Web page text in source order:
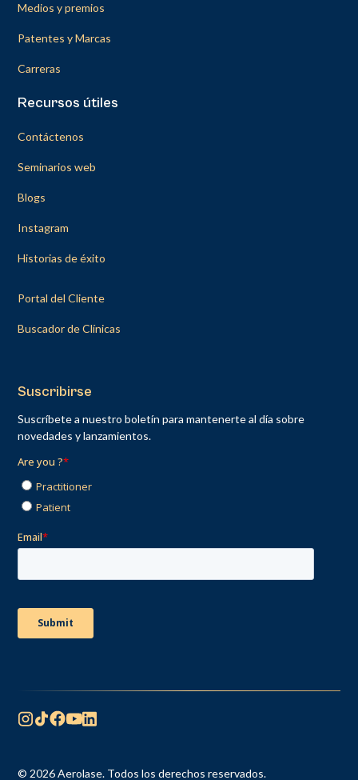
Medios y premios
Patentes y Marcas
Carreras
Recursos útiles
Contáctenos
Seminarios web
Blogs
Instagram
Historias de éxito
Portal del Cliente
Buscador de Clínicas
Suscribirse
Suscríbete a nuestro boletín para mantenerte al día sobre
novedades y lanzamientos.
© 2026 Aerolase. Todos los derechos reservados.